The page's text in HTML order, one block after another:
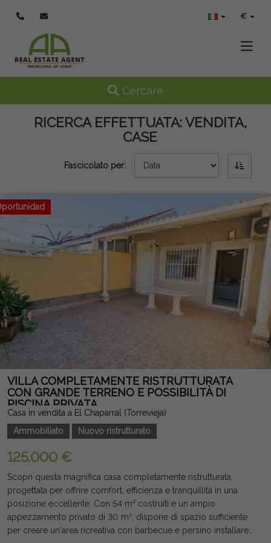
€
Toggle navigation
Cercare
RICERCA EFFETTUATA:VENDITA,
CASE
Fascicolato per:
VILLA COMPLETAMENTE RISTRUTTURATA
CON GRANDE TERRENO E POSSIBILITÀ DI
PISCINA PRIVATA
Casa in vendita a El Chaparral (Torrevieja)
Ammobiliato
Nuovo ristrutturato
125.000 €
Scopri questa magnifica casa completamente ristrutturata,
progettata per offrire comfort, efficienza e tranquillità in una
posizione eccellente. Con 54 m² costruiti e un ampio
appezzamento privato di 30 m², dispone di spazio sufficiente
per creare un'area ricreativa con barbecue e persino installare